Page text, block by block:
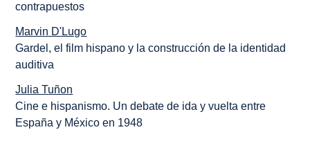
contrapuestos
Marvin D'Lugo
Gardel, el film hispano y la construcción de la identidad
auditiva
Julia Tuñon
Cine e hispanismo. Un debate de ida y vuelta entre
España y México en 1948